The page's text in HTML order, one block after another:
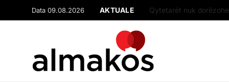
Data 09.08.2026 AKTUALE